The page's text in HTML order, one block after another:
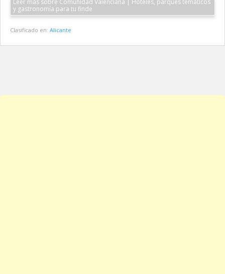
Leer más sobre Comunidad Valenciana | Hoteles, parques temáticos
y gastronomía para tu finde
Clasificado en: Alicante